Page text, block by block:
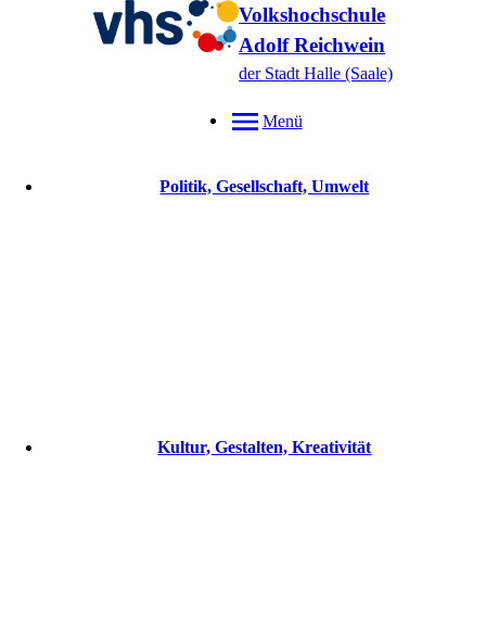
Volkshochschule
Adolf Reichwein
der Stadt Halle (Saale)
Menü
Politik, Gesellschaft, Umwelt
Kultur, Gestalten, Kreativität